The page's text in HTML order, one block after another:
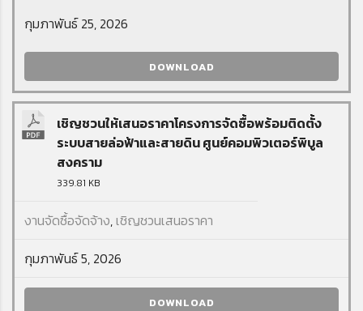
กุมภาพันธ์ 25, 2026
DOWNLOAD
เชิญชวนให้เสนอราคาโครงการจัดซื้อพร้อมติดตั้ง
ระบบสายล่อฟ้าและสายดิน ศูนย์คอมพิวเตอร์พิบูล
สงคราม
339.81 KB
งานจัดซื้อจัดจ้าง,เชิญชวนเสนอราคา
กุมภาพันธ์ 5, 2026
DOWNLOAD